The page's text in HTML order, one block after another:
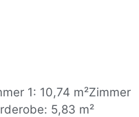
1: 10,74 m²Zimmer
5,83 m²